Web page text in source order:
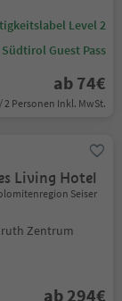
Level 2
Südtirol Guest Pass
ab 74€
2 Personen Inkl. MwSt.
Living Hotel
Seiser
Zentrum
ab 294€